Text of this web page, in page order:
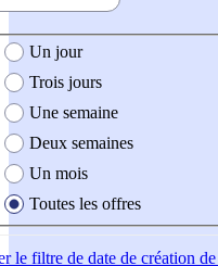
création de l'offre
Un jour
Trois jours
Une semaine
Deux semaines
Un mois
Toutes les offres
le filtre de date de création